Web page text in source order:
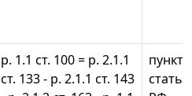
р. 1.1 ст. 100 = р. 2.1.1
ст. 133 - р. 2.1.1 ст. 143